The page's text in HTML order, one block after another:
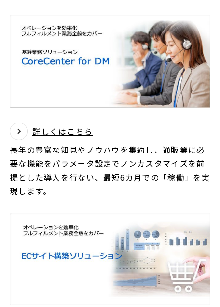
く
詳しくはこちら
長年の豊富な知見やノウハウを集約し、通販業に必
要な機能をパラメータ設定でノンカスタマイズを前
提とした導入を行ない、最短6カ月での「稼働」を実
現します。